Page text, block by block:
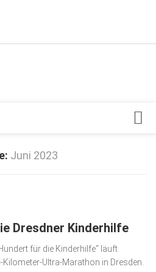
Juni 2023
Dresdner Kinderhilfe
für die Kinderhilfe“ läuft
Ultra-Marathon in Dresden.